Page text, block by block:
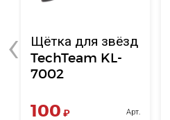
Щётка для звёзд
TechTeam KL-
7002
100 ₽
Арт.
‹